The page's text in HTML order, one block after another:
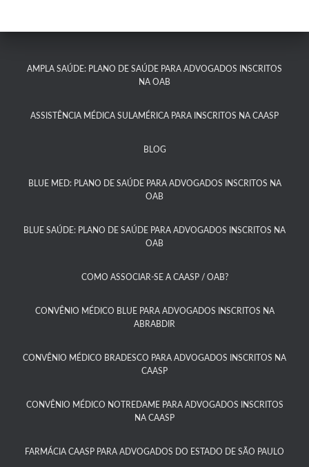
AMPLA SAÚDE: PLANO DE SAÚDE PARA ADVOGADOS INSCRITOS
NA OAB
ASSISTÊNCIA MÉDICA SULAMÉRICA PARA INSCRITOS NA CAASP​
BLOG
BLUE MED: PLANO DE SAÚDE PARA ADVOGADOS INSCRITOS NA
OAB
BLUE SAÚDE: PLANO DE SAÚDE PARA ADVOGADOS INSCRITOS NA
OAB​
COMO ASSOCIAR-SE A CAASP / OAB?​
CONVÊNIO MÉDICO BLUE PARA ADVOGADOS INSCRITOS NA
ABRABDIR
CONVÊNIO MÉDICO BRADESCO PARA ADVOGADOS INSCRITOS NA
CAASP​
CONVÊNIO MÉDICO NOTREDAME PARA ADVOGADOS INSCRITOS
NA CAASP​
FARMÁCIA CAASP PARA ADVOGADOS DO ESTADO DE SÃO PAULO​